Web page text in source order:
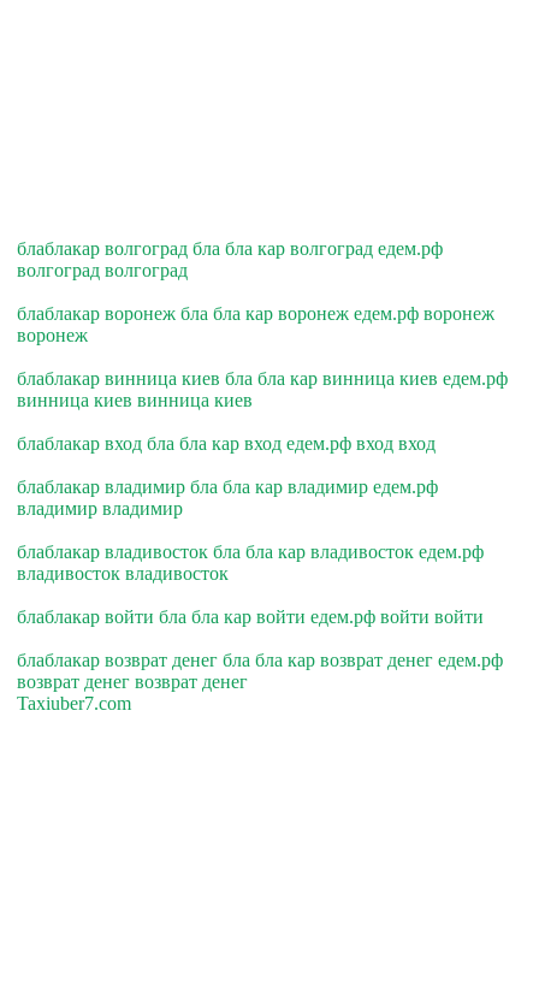
блаблакар волгоград бла бла кар волгоград едем.рф
волгоград волгоград
блаблакар воронеж бла бла кар воронеж едем.рф воронеж
воронеж
блаблакар винница киев бла бла кар винница киев едем.рф
винница киев винница киев
блаблакар вход бла бла кар вход едем.рф вход вход
блаблакар владимир бла бла кар владимир едем.рф
владимир владимир
блаблакар владивосток бла бла кар владивосток едем.рф
владивосток владивосток
блаблакар войти бла бла кар войти едем.рф войти войти
блаблакар возврат денег бла бла кар возврат денег едем.рф
возврат денег возврат денег
Taxiuber7.com